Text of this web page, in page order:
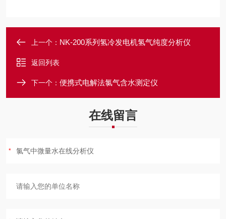
上一个： NK-200系列氢冷发电机氢气纯度分析仪
返回列表
下一个： 便携式电解法氯气含水测定仪
在线留言